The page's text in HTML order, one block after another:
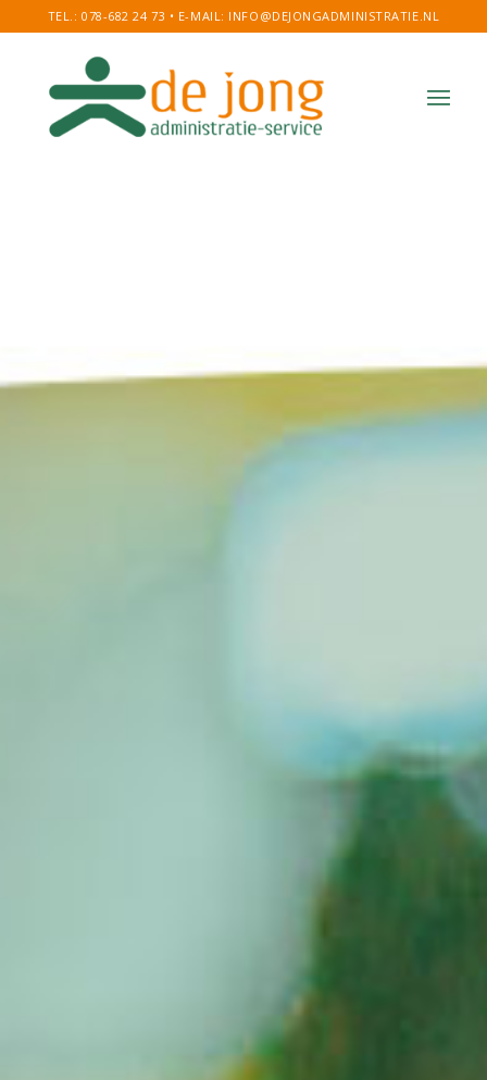
TEL.: 078-682 24 73 • E-MAIL: INFO@DEJONGADMINISTRATIE.NL